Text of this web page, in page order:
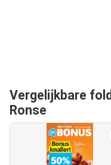
Vergelijkbare
Ronse